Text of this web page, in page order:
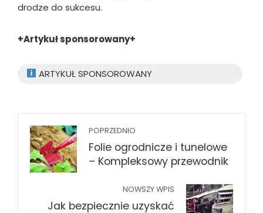
drodze do sukcesu.
+Artykuł sponsorowany+
ARTYKUŁ SPONSOROWANY
POPRZEDNIO
Folie ogrodnicze i tunelowe
– Kompleksowy przewodnik
NOWSZY WPIS
Jak bezpiecznie uzyskać